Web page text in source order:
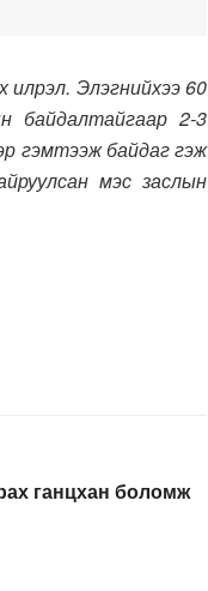
Элэгнийхээ 60
байдалтайгаар 2-3
гэмтээж байдаг гэж
мэс заслын
ганцхан боломж